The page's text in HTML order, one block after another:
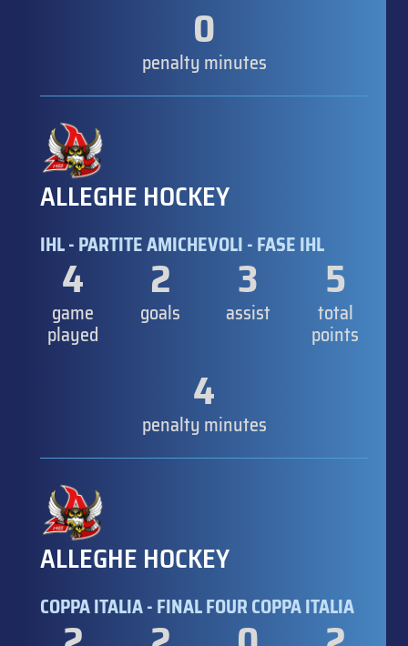
0
penalty minutes
ALLEGHE HOCKEY
IHL - PARTITE AMICHEVOLI - FASE IHL
4
game
played
2
goals
3
assist
5
total
points
4
penalty minutes
ALLEGHE HOCKEY
COPPA ITALIA - FINAL FOUR COPPA ITALIA